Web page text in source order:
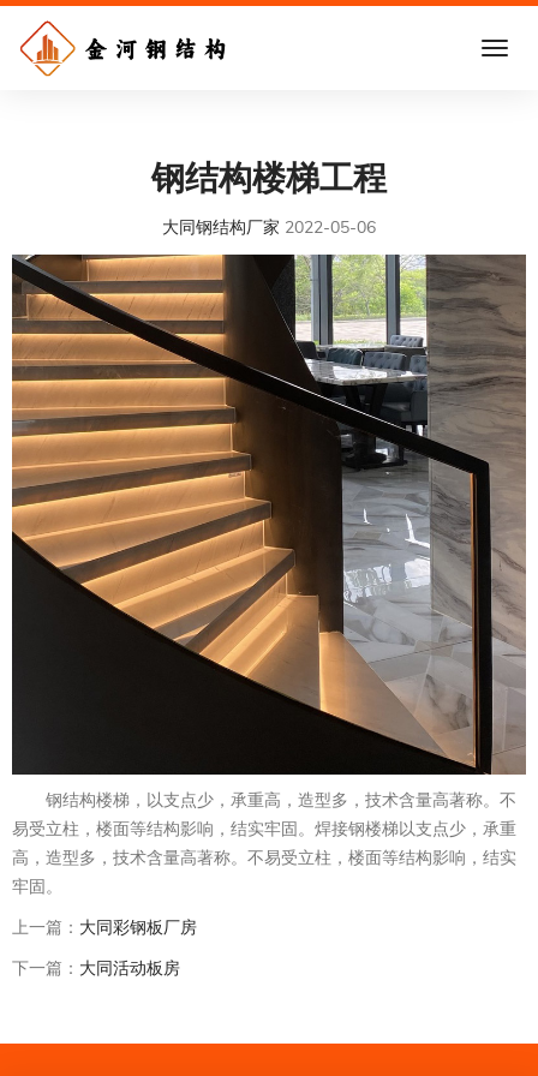
钢结构楼梯工程
大同钢结构厂家 2022-05-06
钢结构楼梯，以支点少，承重高，造型多，技术含量高著称。不
易受立柱，楼面等结构影响，结实牢固。焊接钢楼梯以支点少，承重
高，造型多，技术含量高著称。不易受立柱，楼面等结构影响，结实
牢固。
上一篇： 大同彩钢板厂房
下一篇： 大同活动板房